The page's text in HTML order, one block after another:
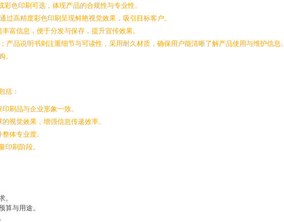
色印刷可选，体现产品的合规性与专业性。
过高精度彩色印刷呈现鲜艳视觉效果，吸引目标客户。
富信息，便于分发与保存，提升宣传效果。
产品说明书则注重细节与可读性，采用耐久材质，确保用户能清晰了解产品使用与维护信息。
。
括：
刷品与企业形象一致。
视觉效果，增强信息传递效率。
体专业度。
刷阶段。
。
算与用途。